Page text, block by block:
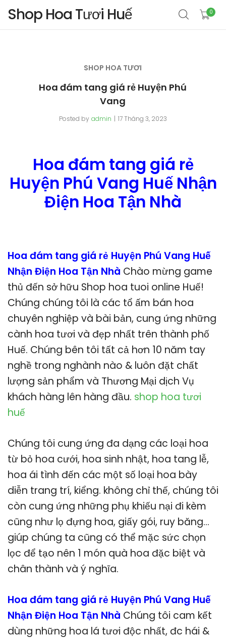
Shop Hoa Tươi Huế 0
SHOP HOA TƯƠI
Hoa đám tang giá rẻ Huyện Phú
Vang
Posted by admin 17 Tháng 3, 2023
Hoa đám tang giá rẻ
Huyện Phú Vang Huế Nhận
Điện Hoa Tận Nhà
Hoa đám tang giá rẻ Huyện Phú Vang Huế
Nhận Điện Hoa Tận Nhà Chào mừng game
thủ đến sở hữu Shop hoa tuoi online Huế!
Chúng chúng tôi là các tổ ấm bán hoa
chuyên nghiệp và bài bản, cung ứng những
cành hoa tươi và đẹp nhất trên thành phố
Huế. Chúng bên tôi tất cả hơn 10 năm tay
nghề trong nghành nào & luôn đặt chất
lượng sản phẩm và Thương Mại dịch Vụ
khách hàng lên hàng đầu. shop hoa tươi
huế
Chúng tôi cung ứng đa dạng các loại hoa
từ bỏ hoa cưới, hoa sinh nhật, hoa tang lễ,
hoa ái tình đến các một số loại hoa bày
diễn trang trí, kiểng. không chỉ thế, chúng tôi
còn cung ứng những phụ khiếu nại đi kèm
cũng như lọ đựng hoa, giấy gói, ruy băng…
giúp chúng ta cũng có thể mặc sức chọn
lọc để tạo nên 1 món quà hoa đặc biệt và
chân thành và ý nghĩa.
Hoa đám tang giá rẻ Huyện Phú Vang Huế
Nhận Điện Hoa Tận Nhà Chúng tôi cam kết
dùng những hoa lá tươi độc nhất, đc hái &